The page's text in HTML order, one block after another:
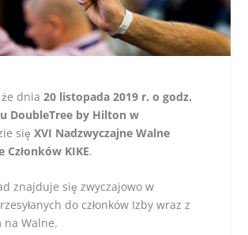
że dnia20 listopada 2019 r. o godz.
DoubleTree by Hilton w
sięXVI Nadzwyczajne Walne
Członków KIKE.
znajduje się zwyczajowo w
do członków Izby wraz z
na Walne.